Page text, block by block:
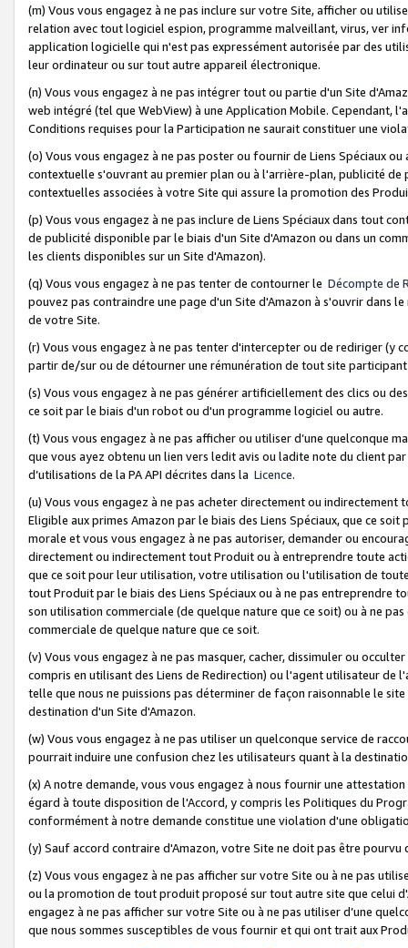
(m) Vous vous engagez à ne pas inclure sur votre Site, afficher ou
relation avec tout logiciel espion, programme malveillant, virus, ver
application logicielle qui n'est pas expressément autorisée par des
leur ordinateur ou sur tout autre appareil électronique.
(n) Vous vous engagez à ne pas intégrer tout ou partie d'un Site
web intégré (tel que WebView) à une Application Mobile. Cependant,
Conditions requises pour la Participation ne saurait constituer une
(o) Vous vous engagez à ne pas poster ou fournir de Liens Spéciaux
contextuelle s'ouvrant au premier plan ou à l'arrière-plan, publicité
contextuelles associées à votre Site qui assure la promotion des
(p) Vous vous engagez à ne pas inclure de Liens Spéciaux dans tout
de publicité disponible par le biais d'un Site d'Amazon ou dans un
les clients disponibles sur un Site d'Amazon).
(q) Vous vous engagez à ne pas tenter de contourner le Décompte de
pouvez pas contraindre une page d'un Site d'Amazon à s'ouvrir dans
de votre Site.
(r) Vous vous engagez à ne pas tenter d'intercepter ou de rediriger
partir de/sur ou de détourner une rémunération de tout site
(s) Vous vous engagez à ne pas générer artificiellement des clics ou
ce soit par le biais d'un robot ou d'un programme logiciel ou autre.
(t) Vous vous engagez à ne pas afficher ou utiliser d’une quelconque
que vous ayez obtenu un lien vers ledit avis ou ladite note du client
d’utilisations de la PA API décrites dans la Licence.
(u) Vous vous engagez à ne pas acheter directement ou
Eligible aux primes Amazon par le biais des Liens Spéciaux, que ce
morale et vous vous engagez à ne pas autoriser, demander ou
directement ou indirectement tout Produit ou à entreprendre toute
que ce soit pour leur utilisation, votre utilisation ou l'utilisation de
tout Produit par le biais des Liens Spéciaux ou à ne pas entreprendre
son utilisation commerciale (de quelque nature que ce soit) ou à ne
commerciale de quelque nature que ce soit.
(v) Vous vous engagez à ne pas masquer, cacher, dissimuler ou
compris en utilisant des Liens de Redirection) ou l'agent utilisateur
telle que nous ne puissions pas déterminer de façon raisonnable le
destination d'un Site d'Amazon.
(w) Vous vous engagez à ne pas utiliser un quelconque service de
pourrait induire une confusion chez les utilisateurs quant à la
(x) A notre demande, vous vous engagez à nous fournir une
égard à toute disposition de l'Accord, y compris les Politiques du
conformément à notre demande constitue une violation d'une
(y) Sauf accord contraire d'Amazon, votre Site ne doit pas être
(z) Vous vous engagez à ne pas afficher sur votre Site ou à ne pas
ou la promotion de tout produit proposé sur tout autre site que celui
engagez à ne pas afficher sur votre Site ou à ne pas utiliser d’une
que nous sommes susceptibles de vous fournir et qui ont trait aux